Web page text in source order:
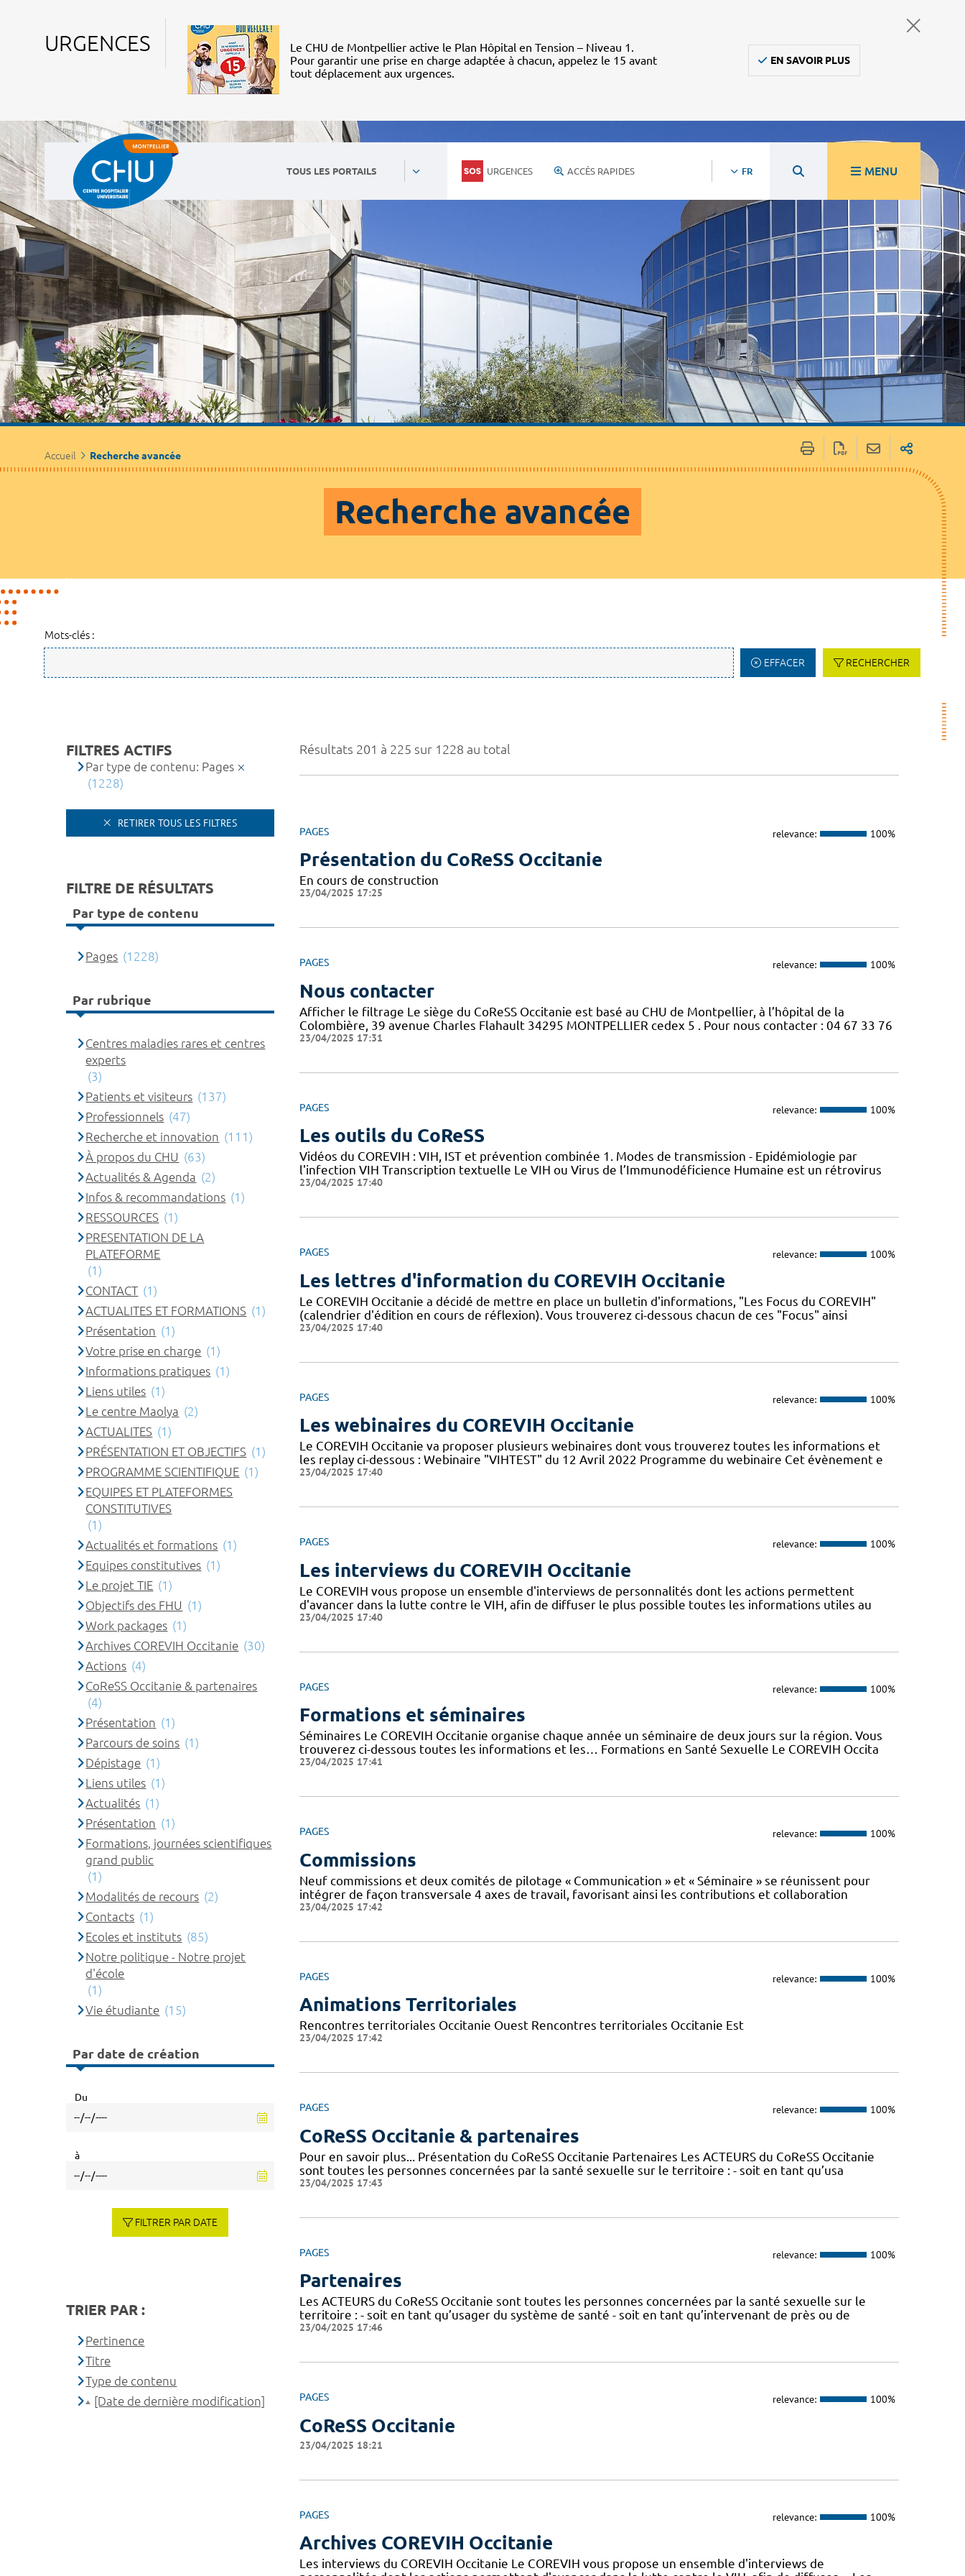
URGENCES
Le CHU de Montpellier active le Plan Hôpital en Tension – Niveau 1.
Pour garantir une prise en charge adaptée à chacun, appelez le 15 avant
tout déplacement aux urgences.
EN SAVOIR PLUS
TOUS LES PORTAILS URGENCES ACCÈS RAPIDES FR MENU
Accueil Recherche avancée
Recherche avancée
Mots-clés :
EFFACER RECHERCHER
Résultats 201 à 225 sur 1228 au total
PAGES relevance: 100%
Présentation du CoReSS Occitanie
En cours de construction
23/04/2025 17:25
PAGES relevance: 100%
Nous contacter
Afficher le filtrage Le siège du CoReSS Occitanie est basé au CHU de Montpellier, à l’hôpital de la
Colombière, 39 avenue Charles Flahault 34295 MONTPELLIER cedex 5 . Pour nous contacter : 04 67 33 76
23/04/2025 17:31
PAGES relevance: 100%
Les outils du CoReSS
Vidéos du COREVIH : VIH, IST et prévention combinée 1. Modes de transmission - Epidémiologie par
l'infection VIH Transcription textuelle Le VIH ou Virus de l’Immunodéficience Humaine est un rétrovirus
23/04/2025 17:40
PAGES relevance: 100%
Les lettres d'information du COREVIH Occitanie
Le COREVIH Occitanie a décidé de mettre en place un bulletin d'informations, "Les Focus du COREVIH"
(calendrier d'édition en cours de réflexion). Vous trouverez ci-dessous chacun de ces "Focus" ainsi
23/04/2025 17:40
PAGES relevance: 100%
Les webinaires du COREVIH Occitanie
Le COREVIH Occitanie va proposer plusieurs webinaires dont vous trouverez toutes les informations et
les replay ci-dessous : Webinaire "VIHTEST" du 12 Avril 2022 Programme du webinaire Cet évènement e
23/04/2025 17:40
PAGES relevance: 100%
Les interviews du COREVIH Occitanie
Le COREVIH vous propose un ensemble d'interviews de personnalités dont les actions permettent
d'avancer dans la lutte contre le VIH, afin de diffuser le plus possible toutes les informations utiles au
23/04/2025 17:40
PAGES relevance: 100%
Formations et séminaires
Séminaires Le COREVIH Occitanie organise chaque année un séminaire de deux jours sur la région. Vous
trouverez ci-dessous toutes les informations et les… Formations en Santé Sexuelle Le COREVIH Occita
23/04/2025 17:41
PAGES relevance: 100%
Commissions
Neuf commissions et deux comités de pilotage « Communication » et « Séminaire » se réunissent pour
intégrer de façon transversale 4 axes de travail, favorisant ainsi les contributions et collaboration
23/04/2025 17:42
PAGES relevance: 100%
Animations Territoriales
Rencontres territoriales Occitanie Ouest Rencontres territoriales Occitanie Est
23/04/2025 17:42
PAGES relevance: 100%
CoReSS Occitanie & partenaires
Pour en savoir plus... Présentation du CoReSS Occitanie Partenaires Les ACTEURS du CoReSS Occitanie
sont toutes les personnes concernées par la santé sexuelle sur le territoire : - soit en tant qu’usa
23/04/2025 17:43
PAGES relevance: 100%
Partenaires
Les ACTEURS du CoReSS Occitanie sont toutes les personnes concernées par la santé sexuelle sur le
territoire : - soit en tant qu’usager du système de santé - soit en tant qu’intervenant de près ou de
23/04/2025 17:46
PAGES relevance: 100%
CoReSS Occitanie
23/04/2025 18:21
PAGES relevance: 100%
Archives COREVIH Occitanie
Les interviews du COREVIH Occitanie Le COREVIH vous propose un ensemble d'interviews de
FILTRES ACTIFS
Par type de contenu: Pages
(1228)
RETIRER TOUS LES FILTRES
FILTRE DE RÉSULTATS
Par type de contenu
Pages (1228)
Par rubrique
Centres maladies rares et centres
experts
(3)
Patients et visiteurs (137)
Professionnels (47)
Recherche et innovation (111)
À propos du CHU (63)
Actualités & Agenda (2)
Infos & recommandations (1)
RESSOURCES (1)
PRESENTATION DE LA
PLATEFORME
(1)
CONTACT (1)
ACTUALITES ET FORMATIONS (1)
Présentation (1)
Votre prise en charge (1)
Informations pratiques (1)
Liens utiles (1)
Le centre Maolya (2)
ACTUALITES (1)
PRÉSENTATION ET OBJECTIFS (1)
PROGRAMME SCIENTIFIQUE (1)
EQUIPES ET PLATEFORMES
CONSTITUTIVES
(1)
Actualités et formations (1)
Equipes constitutives (1)
Le projet TIE (1)
Objectifs des FHU (1)
Work packages (1)
Archives COREVIH Occitanie (30)
Actions (4)
CoReSS Occitanie & partenaires
(4)
Présentation (1)
Parcours de soins (1)
Dépistage (1)
Liens utiles (1)
Actualités (1)
Présentation (1)
Formations, journées scientifiques
grand public
(1)
Modalités de recours (2)
Contacts (1)
Ecoles et instituts (85)
Notre politique - Notre projet
d'école
(1)
Vie étudiante (15)
Par date de création
Du
à
FILTRER PAR DATE
TRIER PAR :
Pertinence
Titre
Type de contenu
[Date de dernière modification]